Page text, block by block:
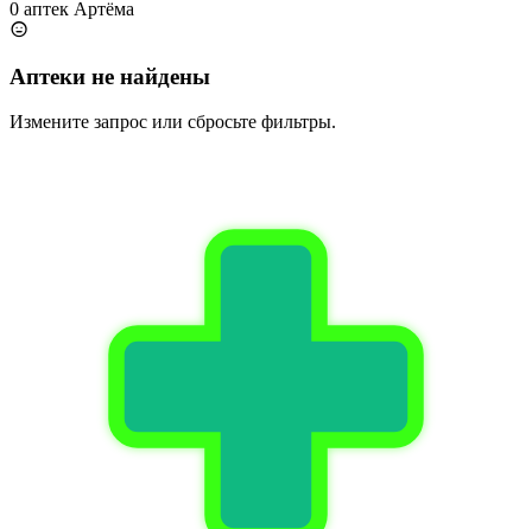
0 аптек Артёма
Аптеки не найдены
Измените запрос или сбросьте фильтры.